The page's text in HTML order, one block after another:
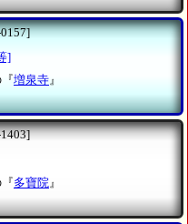
]
増泉寺』
多寶院 』